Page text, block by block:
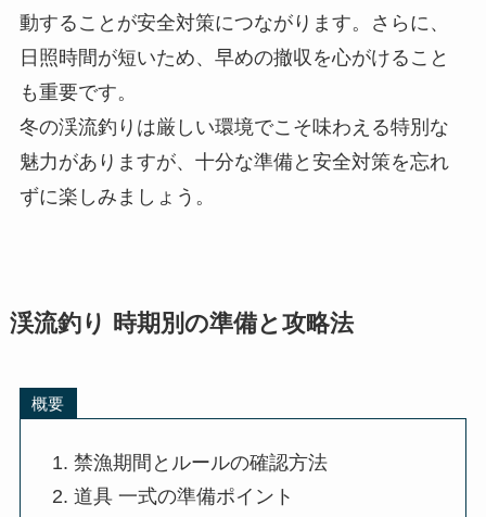
動することが安全対策につながります。さらに、
日照時間が短いため、早めの撤収を心がけること
も重要です。
冬の渓流釣りは厳しい環境でこそ味わえる特別な
魅力がありますが、十分な準備と安全対策を忘れ
ずに楽しみましょう。
渓流釣り 時期別の準備と攻略法
概要
禁漁期間とルールの確認方法
道具 一式の準備ポイント